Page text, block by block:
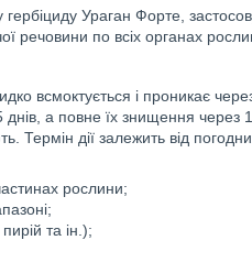
Ураган Форте,
речовини по всіх органах
всмоктується і проникає
а повне їх знищення через
Термін дії залежить від
рослини;
та ін.);